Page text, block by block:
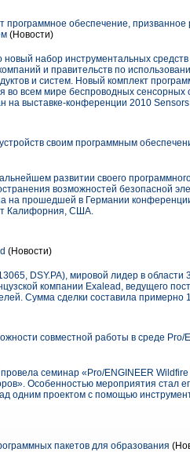
программное обеспечение,
(Новости)
набор инструментальных
и правительств по
и систем. Новый комплект
во всем мире беспроводных
на выставке-конференции 2010
своим программным
развитии своего
возможностей безопасной
на прошедшей в Германии
Калифорния, США.
(Новости)
DSY.PA), мировой лидер в
компании Exalead, ведущего
Сумма сделки составила примерно
совместной работы в среде Pro/
семинар «Pro/ENGINEER
Особенностью мероприятия стал
одним проектом с помощью
пакетов для образования